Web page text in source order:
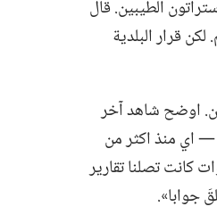
الطيبين.‏ قال
قرار البلدية
اوضح شاهد آخر
يدعى جين كونتز:‏ «آخر مرة كرزنا في ستراتون كانت في ٧ آذار (‏مارس)‏ ١٩٩٨ —‏ اي منذ اكثر من
تصلنا تقارير
جوابا».‏